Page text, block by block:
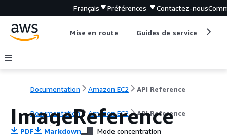
Français Préférences Contactez-nous
Mise en route Guides de service
Documentation Amazon EC2 API Reference
Documentation Amazon EC2 API Reference
ImageReference
PDF Markdown Mode concentration